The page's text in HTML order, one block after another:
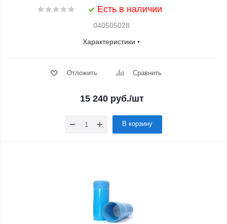
Есть в наличии
040505028
Характеристики
Отложить Сравнить
15 240руб./шт
В корзину